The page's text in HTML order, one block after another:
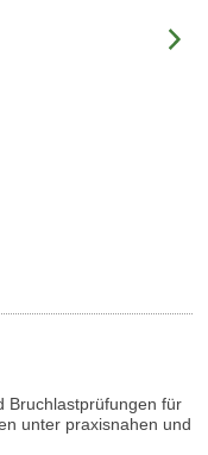
Bruchlastprüfungen für
unter praxisnahen und